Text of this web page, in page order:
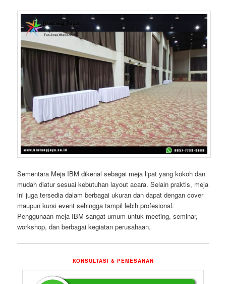
Sementara Meja IBM dikenal sebagai meja lipat yang kokoh dan
mudah diatur sesuai kebutuhan layout acara. Selain praktis, meja
ini juga tersedia dalam berbagai ukuran dan dapat dengan cover
maupun kursi event sehingga tampil lebih profesional.
Penggunaan meja IBM sangat umum untuk meeting, seminar,
workshop, dan berbagai kegiatan perusahaan.
KONSULTASI & PEMESANAN